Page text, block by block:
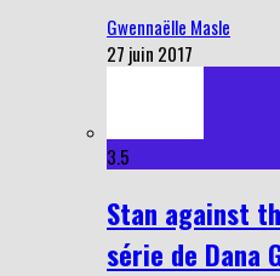
Gwennaëlle Masle
27 juin 2017
3.5
Stan against
série de Dana